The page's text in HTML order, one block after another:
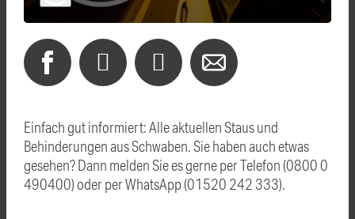
Einfach gut informiert: Alle aktuellen Staus und
Behinderungen aus Schwaben. Sie haben auch etwas
gesehen? Dann melden Sie es gerne per Telefon (0800 0
490400) oder per WhatsApp (01520 242 333).